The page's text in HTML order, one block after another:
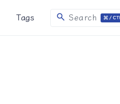
Tags search Search